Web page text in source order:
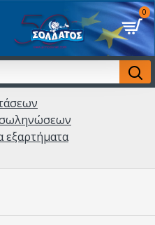
0
εξαρτήματα